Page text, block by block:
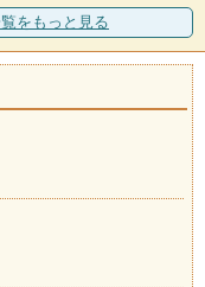
をもっと見る